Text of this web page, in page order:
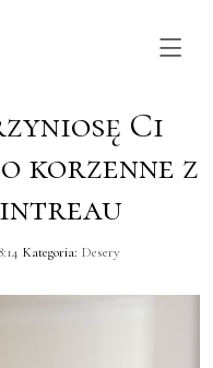
Ci
korzenne z
Kategoria: Desery